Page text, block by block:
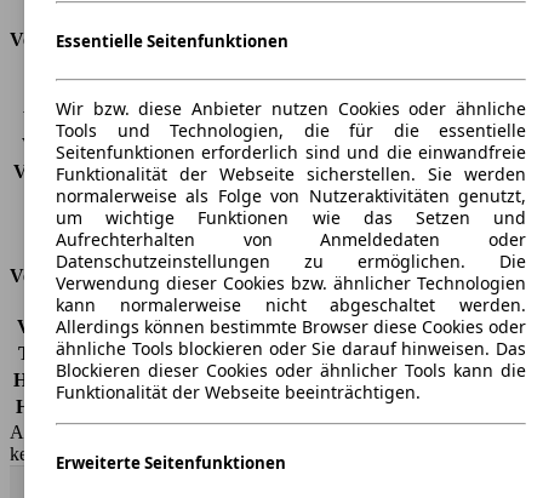
Verbrauch
Verbrauch (Stadt)
-
Verbrauch (Land)
-
Verbrauch (komb.)* -
Schadstoffklasse
EU6d
Tankinhalt
55 l
Versicherungsklassen
Vollkasko -
Teilkasko -
Haftpflicht -
HSN/TSN
AutoScout24 GmbH übernimmt für die Richtigkeit der Angaben
keine Gewähr.
Essentielle Seitenfunktionen
Wir bzw. diese Anbieter nutzen Cookies oder ähnliche
Tools und Technologien, die für die essentielle
Seitenfunktionen erforderlich sind und die einwandfreie
Funktionalität der Webseite sicherstellen. Sie werden
normalerweise als Folge von Nutzeraktivitäten genutzt,
um wichtige Funktionen wie das Setzen und
Aufrechterhalten von Anmeldedaten oder
Datenschutzeinstellungen zu ermöglichen. Die
Verwendung dieser Cookies bzw. ähnlicher Technologien
kann normalerweise nicht abgeschaltet werden.
Allerdings können bestimmte Browser diese Cookies oder
ähnliche Tools blockieren oder Sie darauf hinweisen. Das
Blockieren dieser Cookies oder ähnlicher Tools kann die
Funktionalität der Webseite beeinträchtigen.
Erweiterte Seitenfunktionen